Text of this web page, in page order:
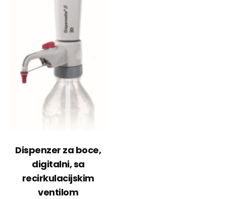
Dispenzer za boce,
digitalni, sa
recirkulacijskim
ventilom